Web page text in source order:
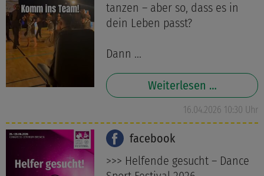
tanzen – aber so, dass es in
dein Leben passt?
Dann ...
Weiterlesen …
16.04.2026 10:30 Uhr
facebook
>>> Helfende gesucht – Dance